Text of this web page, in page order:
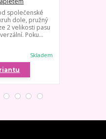
společenské
dole, pružný
2 velikosti pasu
Poku...
Skladem